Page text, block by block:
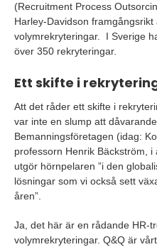
(Recruitment Process
Harley-Davidson
volymrekryteringar. I Sverige
över 350 rekryteringar.
Ett skifte i
Att det råder ett skifte i
var inte en slump att
Bemanningsföretagen (idag:
professorn Henrik Bäckström,
utgör hörnpelaren ”i den
lösningar som vi också sett
åren”.
Ja, det här är en rådande HR-
volymrekryteringar. Q&Q är